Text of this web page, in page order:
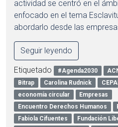
actividad se centró en el
enfocado en el tema
abordarlo desde las
Seguir leyendo
Etiquetado #Agenda2030
Bitrap
Carolina Rudnick
economía circular
Empresas
Encuentro Derechos Humanos
Fabiola Cifuentes
Fundación